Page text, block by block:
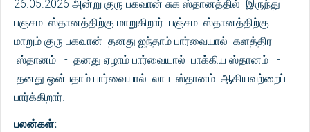
26.05.2026 அன்று குரு பகவான் சுக ஸ்தானத்தில் இருந்து
பஞசம ஸ்தானத்திற்கு மாறுகிறார். பஞ்சம ஸ்தானத்திற்கு
மாறும் குரு பகவான் தனது ஐந்தாம் பார்வையால் களத்திர
ஸ்தானம் - தனது ஏழாம் பார்வையால் பாக்கிய ஸ்தானம் -
தனது ஒன்பதாம் பார்வையால் லாப ஸ்தானம் ஆகியவற்றைப்
பார்க்கிறார்.
பலன்கள்: